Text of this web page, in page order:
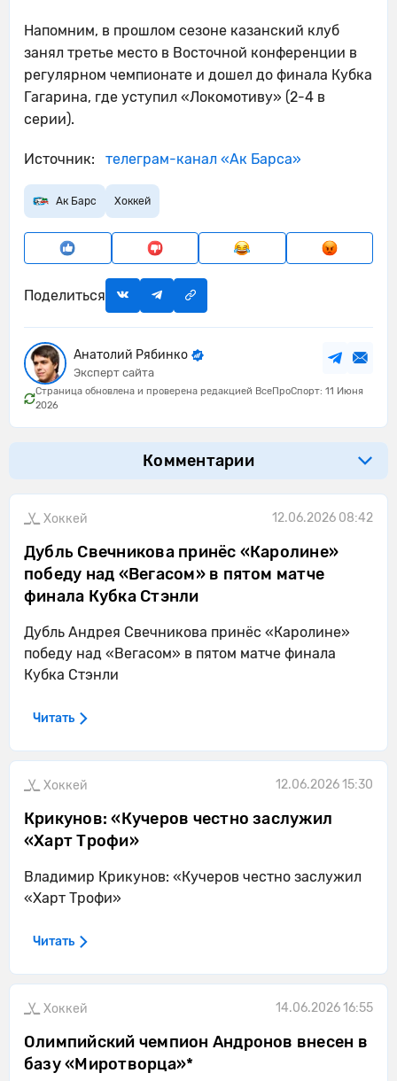
Напомним, в прошлом сезоне казанский клуб
занял третье место в Восточной конференции в
регулярном чемпионате и дошел до финала Кубка
Гагарина, где уступил «Локомотиву» (2-4 в
серии).
Источник: телеграм-канал «Ак Барса»
Ак Барс Хоккей
Поделиться
Анатолий Рябинко
Эксперт сайта
Страница обновлена и проверена редакцией ВсеПроСпорт: 11 Июня
2026
Комментарии
Хоккей 12.06.2026 08:42
Дубль Свечникова принёс «Каролине»
победу над «Вегасом» в пятом матче
финала Кубка Стэнли
Дубль Андрея Свечникова принёс «Каролине»
победу над «Вегасом» в пятом матче финала
Кубка Стэнли
Читать
Хоккей 12.06.2026 15:30
Крикунов: «Кучеров честно заслужил
«Харт Трофи»
Владимир Крикунов: «Кучеров честно заслужил
«Харт Трофи»
Читать
Хоккей 14.06.2026 16:55
Олимпийский чемпион Андронов внесен в
базу «Миротворца»*